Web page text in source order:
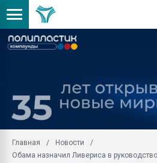
Главная
Новости
Обама назначил Ливериса в